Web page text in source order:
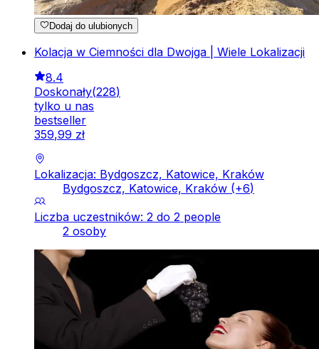
Dodaj do ulubionych
Kolacja w Ciemności dla Dwojga | Wiele Lokalizacji
8.4
Doskonały(228)
tylko u nas
bestseller
359,99 zł
Lokalizacja: Bydgoszcz, Katowice, Kraków
Bydgoszcz, Katowice, Kraków (+6)
Liczba uczestników: 2 do 2 people
2 osoby